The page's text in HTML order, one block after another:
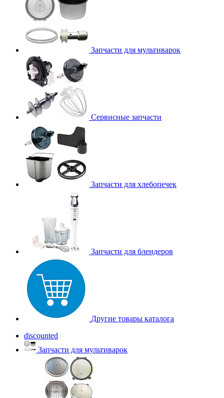
Запчасти для мультиварок
Сервисные запчасти
Запчасти для хлебопечек
Запчасти для блендеров
Другие товары каталога
discounted
Запчасти для мультиварок